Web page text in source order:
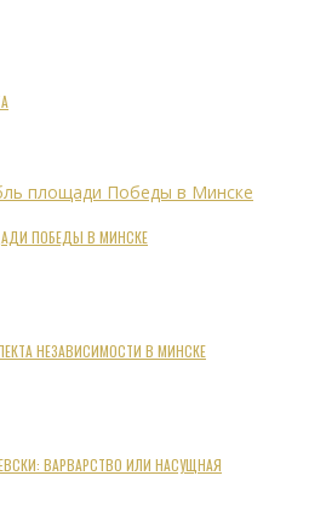
ПОБЕДЫ В МИНСКЕ
НЕЗАВИСИМОСТИ В МИНСКЕ
ВАРВАРСТВО ИЛИ НАСУЩНАЯ